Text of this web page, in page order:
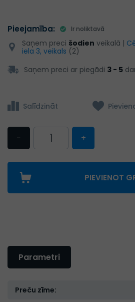
Pieejamība: Ir noliktavā
Saņem preci šodien veikalā |
iela 3, veikals (2)
Saņem preci ar piegādi 3 - 5
Salīdzināt
− +
PIEVIENOT
Parametri
Preču zīme: